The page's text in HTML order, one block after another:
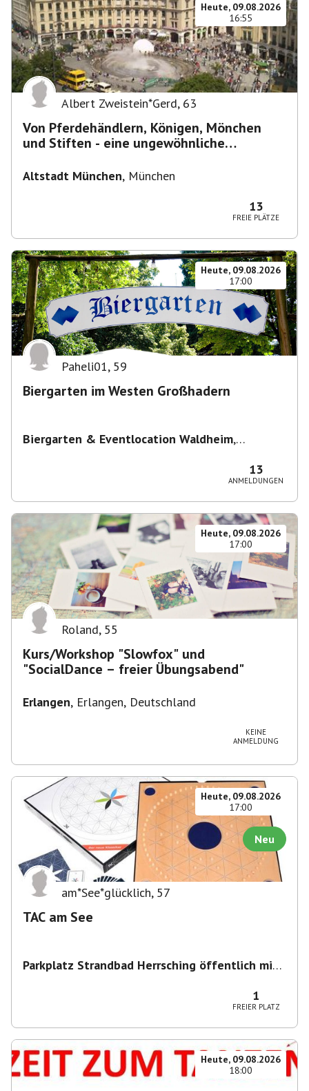
Heute, 09.08.2026
16:55
Albert Zweistein*Gerd, 63
Von Pferdehändlern, Königen, Mönchen
und Stiften - eine ungewöhnliche
Altstadt München, München
13
FREIE PLÄTZE
Heute, 09.08.2026
17:00
Paheli01, 59
Biergarten im Westen Großhadern
Biergarten & Eventlocation Waldheim,
13
ANMELDUNGEN
Heute, 09.08.2026
17:00
Roland, 55
Kurs/Workshop "Slowfox" und
"SocialDance – freier Übungsabend"
Erlangen, Erlangen, Deutschland
KEINE
ANMELDUNG
Heute, 09.08.2026
17:00
Neu
am*See*glücklich, 57
TAC am See
Parkplatz Strandbad Herrsching öffentlich mit
1
FREIER PLATZ
Heute, 09.08.2026
18:00